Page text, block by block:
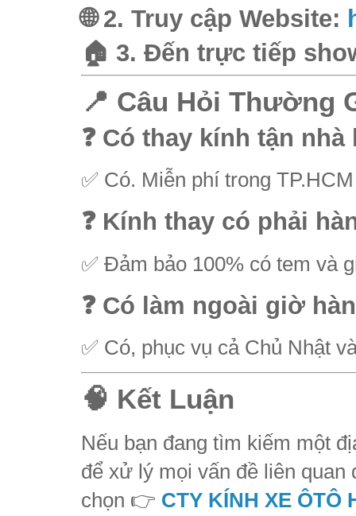
🌐 2. Truy cập Website:
🏠 3. Đến trực tiếp
📍 Câu Hỏi Thường
❓ Có thay kính tận
✅ Có. Miễn phí trong TP.HCM
❓ Kính thay có phải
✅ Đảm bảo 100% có tem và
❓ Có làm ngoài giờ
✅ Có, phục vụ cả Chủ Nhật
🧠 Kết Luận
Nếu bạn đang tìm kiếm một
để xử lý mọi vấn đề liên quan
chọn 👉 CTY KÍNH XE ÔTÔ